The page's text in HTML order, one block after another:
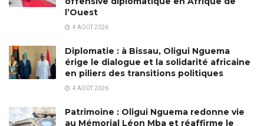
l’Ouest
4 AOÛT 2026
Diplomatie : à Bissau, Oligui Nguema
érige le dialogue et la solidarité africaine
en piliers des transitions politiques
4 AOÛT 2026
Patrimoine : Oligui Nguema redonne vie
au Mémorial Léon Mba et réaffirme le